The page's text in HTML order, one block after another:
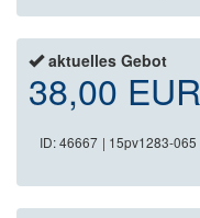
aktuelles Gebot
38,00 EUR
ID: 46667 | 15pv1283-065